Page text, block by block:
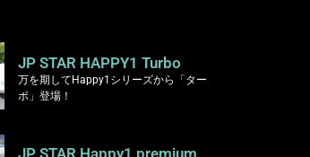
JP STAR HAPPY1 Turbo
万を期してHappy1シリーズから「ター
ボ」登場！
JP STAR Happy1 premium